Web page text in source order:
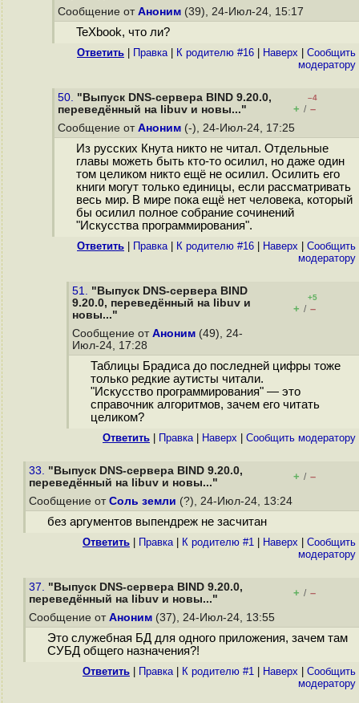
Сообщение от Аноним (39), 24-Июл-24, 15:17
TeXbook, что ли?
Ответить Правка| К родителю #16 Наверх
Cообщить
модератору
50. "Выпуск DNS-сервера BIND 9.20.0,
переведённый на libuv и новы..."
–4
+ / –
Сообщение от Аноним (-), 24-Июл-24, 17:25
Из русских Кнута никто не читал. Отдельные
главы можеть быть кто-то осилил, но даже один
том целиком никто ещё не осилил. Осилить его
книги могут только единицы, если рассматривать
весь мир. В мире пока ещё нет человека, который
бы осилил полное собрание сочинений
"Искусства программирования".
Ответить Правка| К родителю #16 Наверх
Cообщить
модератору
51. "Выпуск DNS-сервера BIND
9.20.0, переведённый на libuv и
новы..."
+5
+ / –
Сообщение от Аноним (49), 24-
Июл-24, 17:28
Таблицы Брадиса до последней цифры тоже
только редкие аутисты читали.
"Искусство программирования" — это
справочник алгоритмов, зачем его читать
целиком?
Ответить Правка| Наверх Cообщить модератору
33. "Выпуск DNS-сервера BIND 9.20.0,
переведённый на libuv и новы..."
+ / –
Сообщение от Соль земли (?), 24-Июл-24, 13:24
без аргументов выпендреж не засчитан
Ответить Правка| К родителю #1 Наверх
Cообщить
модератору
37. "Выпуск DNS-сервера BIND 9.20.0,
переведённый на libuv и новы..."
+ / –
Сообщение от Аноним (37), 24-Июл-24, 13:55
Это служебная БД для одного приложения, зачем там
СУБД общего назначения?!
Ответить Правка| К родителю #1 Наверх
Cообщить
модератору